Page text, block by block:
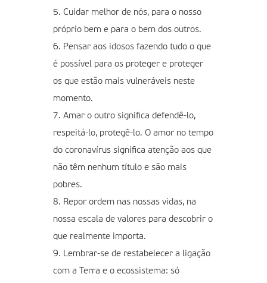
5. Cuidar melhor de nós, para o nosso
próprio bem e para o bem dos outros.
6. Pensar aos idosos fazendo tudo o que
é possível para os proteger e proteger
os que estão mais vulneráveis neste
momento.
7. Amar o outro significa defendê-lo,
respeitá-lo, protegê-lo. O amor no tempo
do coronavírus significa atenção aos que
não têm nenhum título e são mais
pobres.
8. Repor ordem nas nossas vidas, na
nossa escala de valores para descobrir o
que realmente importa.
9. Lembrar-se de restabelecer a ligação
com a Terra e o ecossistema: só